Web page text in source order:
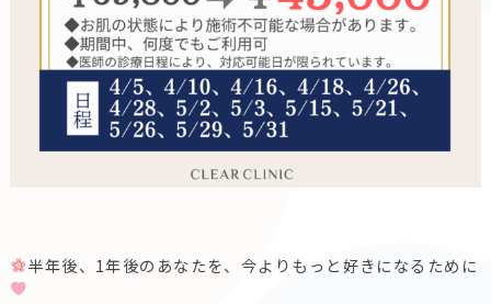
半年後、1年後のあなたを、今よりもっと好きになるために